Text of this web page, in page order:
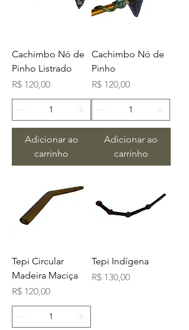
Cachimbo Nó de
Pinho Listrado
Preço
R$ 120,00
Adicionar ao
carrinho
Cachimbo Nó de
Pinho
Preço
R$ 120,00
Adicionar ao
carrinho
Tepi Circular
Madeira Maciça
Preço
R$ 120,00
Tepi Indígena
Preço
R$ 130,00